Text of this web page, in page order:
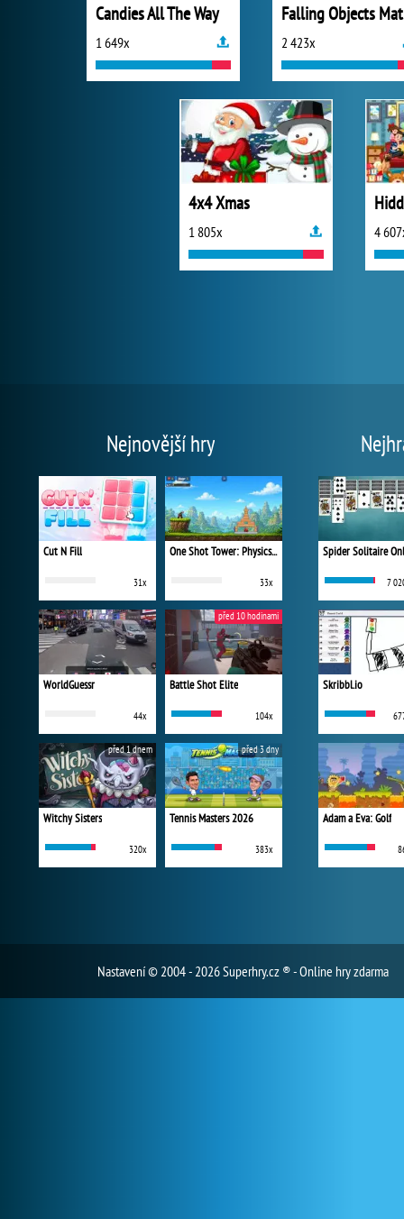
Candies All The Way
1 649x 2 423x
4x4 Xmas
1 805x 4
Nejnovější hry
Cut N Fill
31x
One Shot Tower: Physics Destroyer
33x
WorldGuessr
44x
Battle Shot Elite
104x
před 10 hodinami
Witchy Sisters
320x
před 1 dnem
Tennis Masters 2026
383x
před 3 dny
Spider Solitaire
7
Skribbl.io
Adam a Eva: Golf
Nastavení© 2004 - 2026 Superhry.cz ® - Online hry zdarma